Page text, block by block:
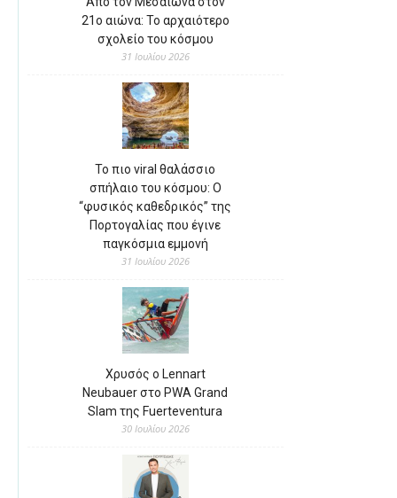
21ο αιώνα: Το αρχαιότερο
σχολείο του κόσμου
31 Ιουλίου 2026
Το πιο viral θαλάσσιο
σπήλαιο του κόσμου: Ο
“φυσικός καθεδρικός” της
Πορτογαλίας που έγινε
παγκόσμια εμμονή
31 Ιουλίου 2026
Χρυσός ο Lennart
Neubauer στο PWA Grand
Slam της Fuerteventura
30 Ιουλίου 2026